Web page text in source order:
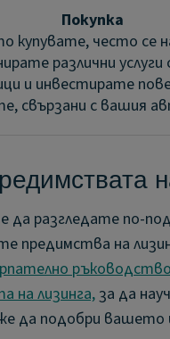
Покупка
купувате, често се
различни услуги
и инвестирате
свързани с вашия
да разгледате по-
предимства на
на лизинга, за да
да подобри вашето